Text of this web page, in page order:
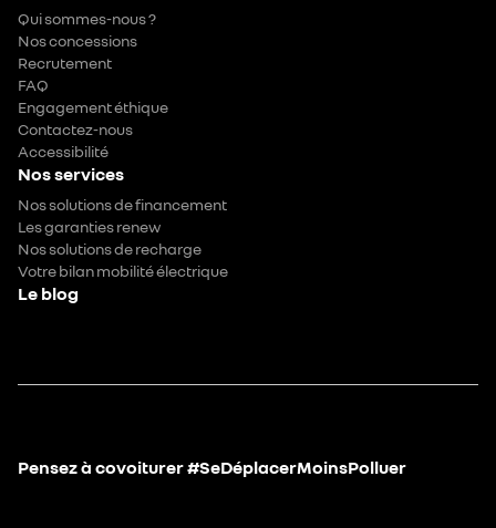
Qui sommes-nous ?
Nos concessions
Recrutement
FAQ
Engagement éthique
Contactez-nous
Accessibilité
Nos services
Nos solutions de financement
Les garanties renew
Nos solutions de recharge
Votre bilan mobilité électrique
Le blog
Pensez à covoiturer #SeDéplacerMoinsPolluer